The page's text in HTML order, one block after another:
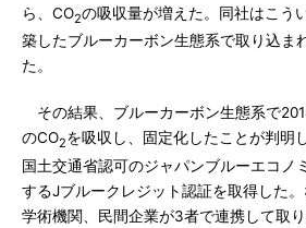
ら、CO2の吸収量が増えた。同社はこう
築したブルーカーボン生態系で取り込ま
た。
その結果、ブルーカーボン生態系で
のCO2を吸収し、固定化したことが判明
国土交通省認可のジャパンブルーエコノ
するJブルークレジット認証を取得した。
学術機関、民間企業が3者で連携して取